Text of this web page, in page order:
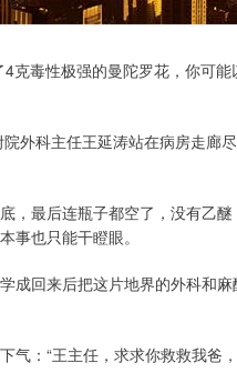
毒性极强的曼陀罗花，你可
外科主任王延涛站在病房走廊
，最后连瓶子都空了，没有乙
事也只能干瞪眼。
成回来后把这片地界的外科和
气：“王主任，求求你救救我爸